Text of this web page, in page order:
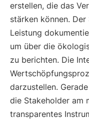
erstellen, die das
stärken können.
Leistung
um über die
zu berichten. Die
darzustellen.
die Stakeholder am
transparentes